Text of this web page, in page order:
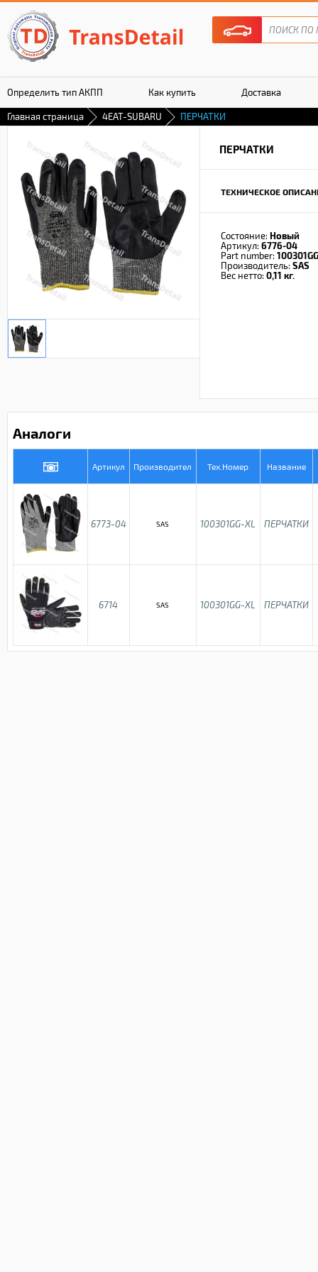
Определить тип АКПП Как купить Доставка
Гарантия
Главная страница 4EAT-SUBARU ПЕРЧАТКИ
ПЕРЧАТКИ
ТЕХНИЧЕСКОЕ
Состояние: Новый
Артикул: 6776-04
Part number:
Производитель: SAS
Вес нетто: 0,11 кг.
Аналоги
Артикул Производител Тех.Номер Название
6773-04 SAS 100301GG-XL ПЕРЧАТКИ
6714 SAS 100301GG-XL ПЕРЧАТКИ